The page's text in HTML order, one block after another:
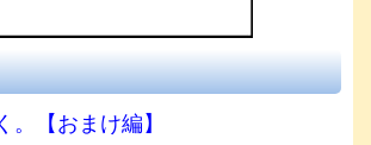
。【おまけ編】